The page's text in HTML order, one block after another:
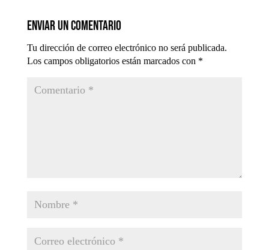
Enviar un comentario
Tu dirección de correo electrónico no será publicada.
Los campos obligatorios están marcados con *